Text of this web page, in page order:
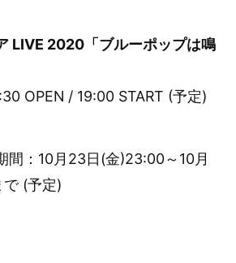
LIVE 2020「ブルーポップは鳴
OPEN / 19:00 START (予定)
間：10月23日(金)23:00～10月
(予定)